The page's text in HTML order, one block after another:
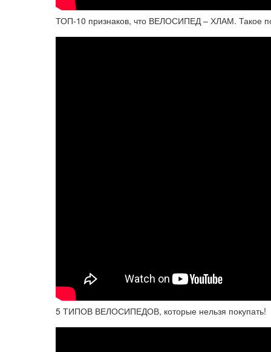
ТОП-10 признаков, что ВЕЛОСИПЕД – ХЛАМ. Такое
5 ТИПОВ ВЕЛОСИПЕДОВ, которые нельзя покупать!